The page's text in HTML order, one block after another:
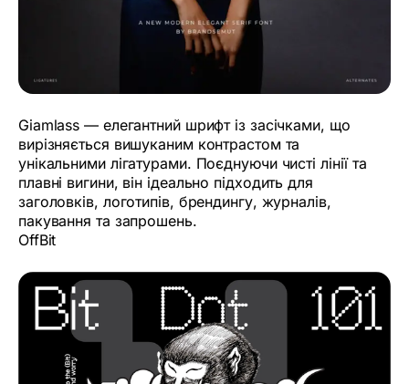
Giamlass — елегантний шрифт із засічками, що
вирізняється вишуканим контрастом та
унікальними лігатурами. Поєднуючи чисті лінії та
плавні вигини, він ідеально підходить для
заголовків, логотипів, брендингу, журналів,
пакування та запрошень.
OffBit